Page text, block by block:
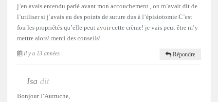
j’en avais entendu parlé avant mon accouchement , on m’avait dit de
l’utiliser si j’avais eu des points de suture dus à l’épisiotomie.C’est
fou les propriétés qu’elle peut avoir cette crème! je vais peut être m’y
mettre alors! merci des conseils!
il y a 13 années Répondre
Isa dit
Bonjour l’Autruche,